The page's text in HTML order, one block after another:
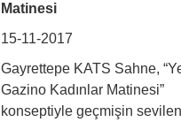
Matinesi
15-11-2017
Gayrettepe KATS Sahne,
Gazino Kadınlar Matinesi”
konseptiyle geçmişin